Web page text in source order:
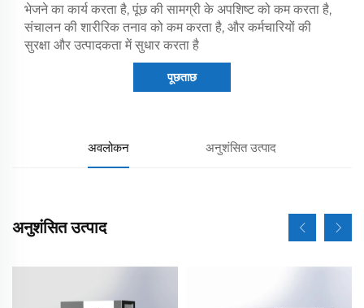
भेजने का कार्य करता है, पूंछ की सामग्री के अपशिष्ट को कम करता है,
संचालन की शारीरिक तनाव को कम करता है, और कर्मचारियों की
सुरक्षा और उत्पादकता में सुधार करता है
पूछताछ
अवलोकन अनुशंसित उत्पाद
अनुशंसित उत्पाद